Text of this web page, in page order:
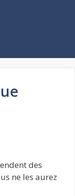
des
ne les aurez